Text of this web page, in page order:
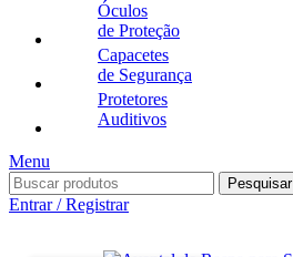
Óculos
de Proteção
Capacetes
de Segurança
Protetores
Auditivos
Menu
Pesquisar
Entrar / Registrar